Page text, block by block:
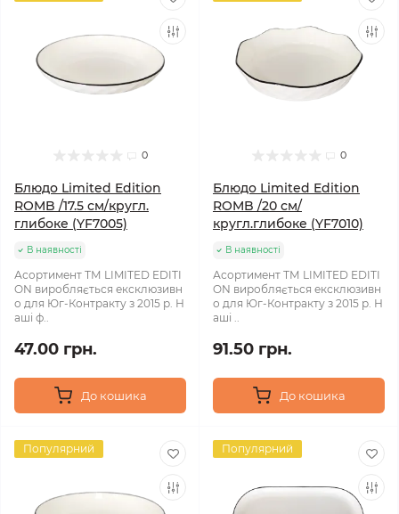
0
Блюдо Limited Edition
ROMB /17.5 см/кругл.
глибоке (YF7005)
В наявності
Асортимент ТМ LIMITED EDITI
ON виробляється ексклюзивн
о для Юг-Контракту з 2015 р. Н
аші ф..
47.00 грн.
До кошика
0
Блюдо Limited Edition
ROMB /20 см/
кругл.глибоке (YF7010)
В наявності
Асортимент ТМ LIMITED EDITI
ON виробляється ексклюзивн
о для Юг-Контракту з 2015 р. Н
аші ..
91.50 грн.
До кошика
Популярний Популярний